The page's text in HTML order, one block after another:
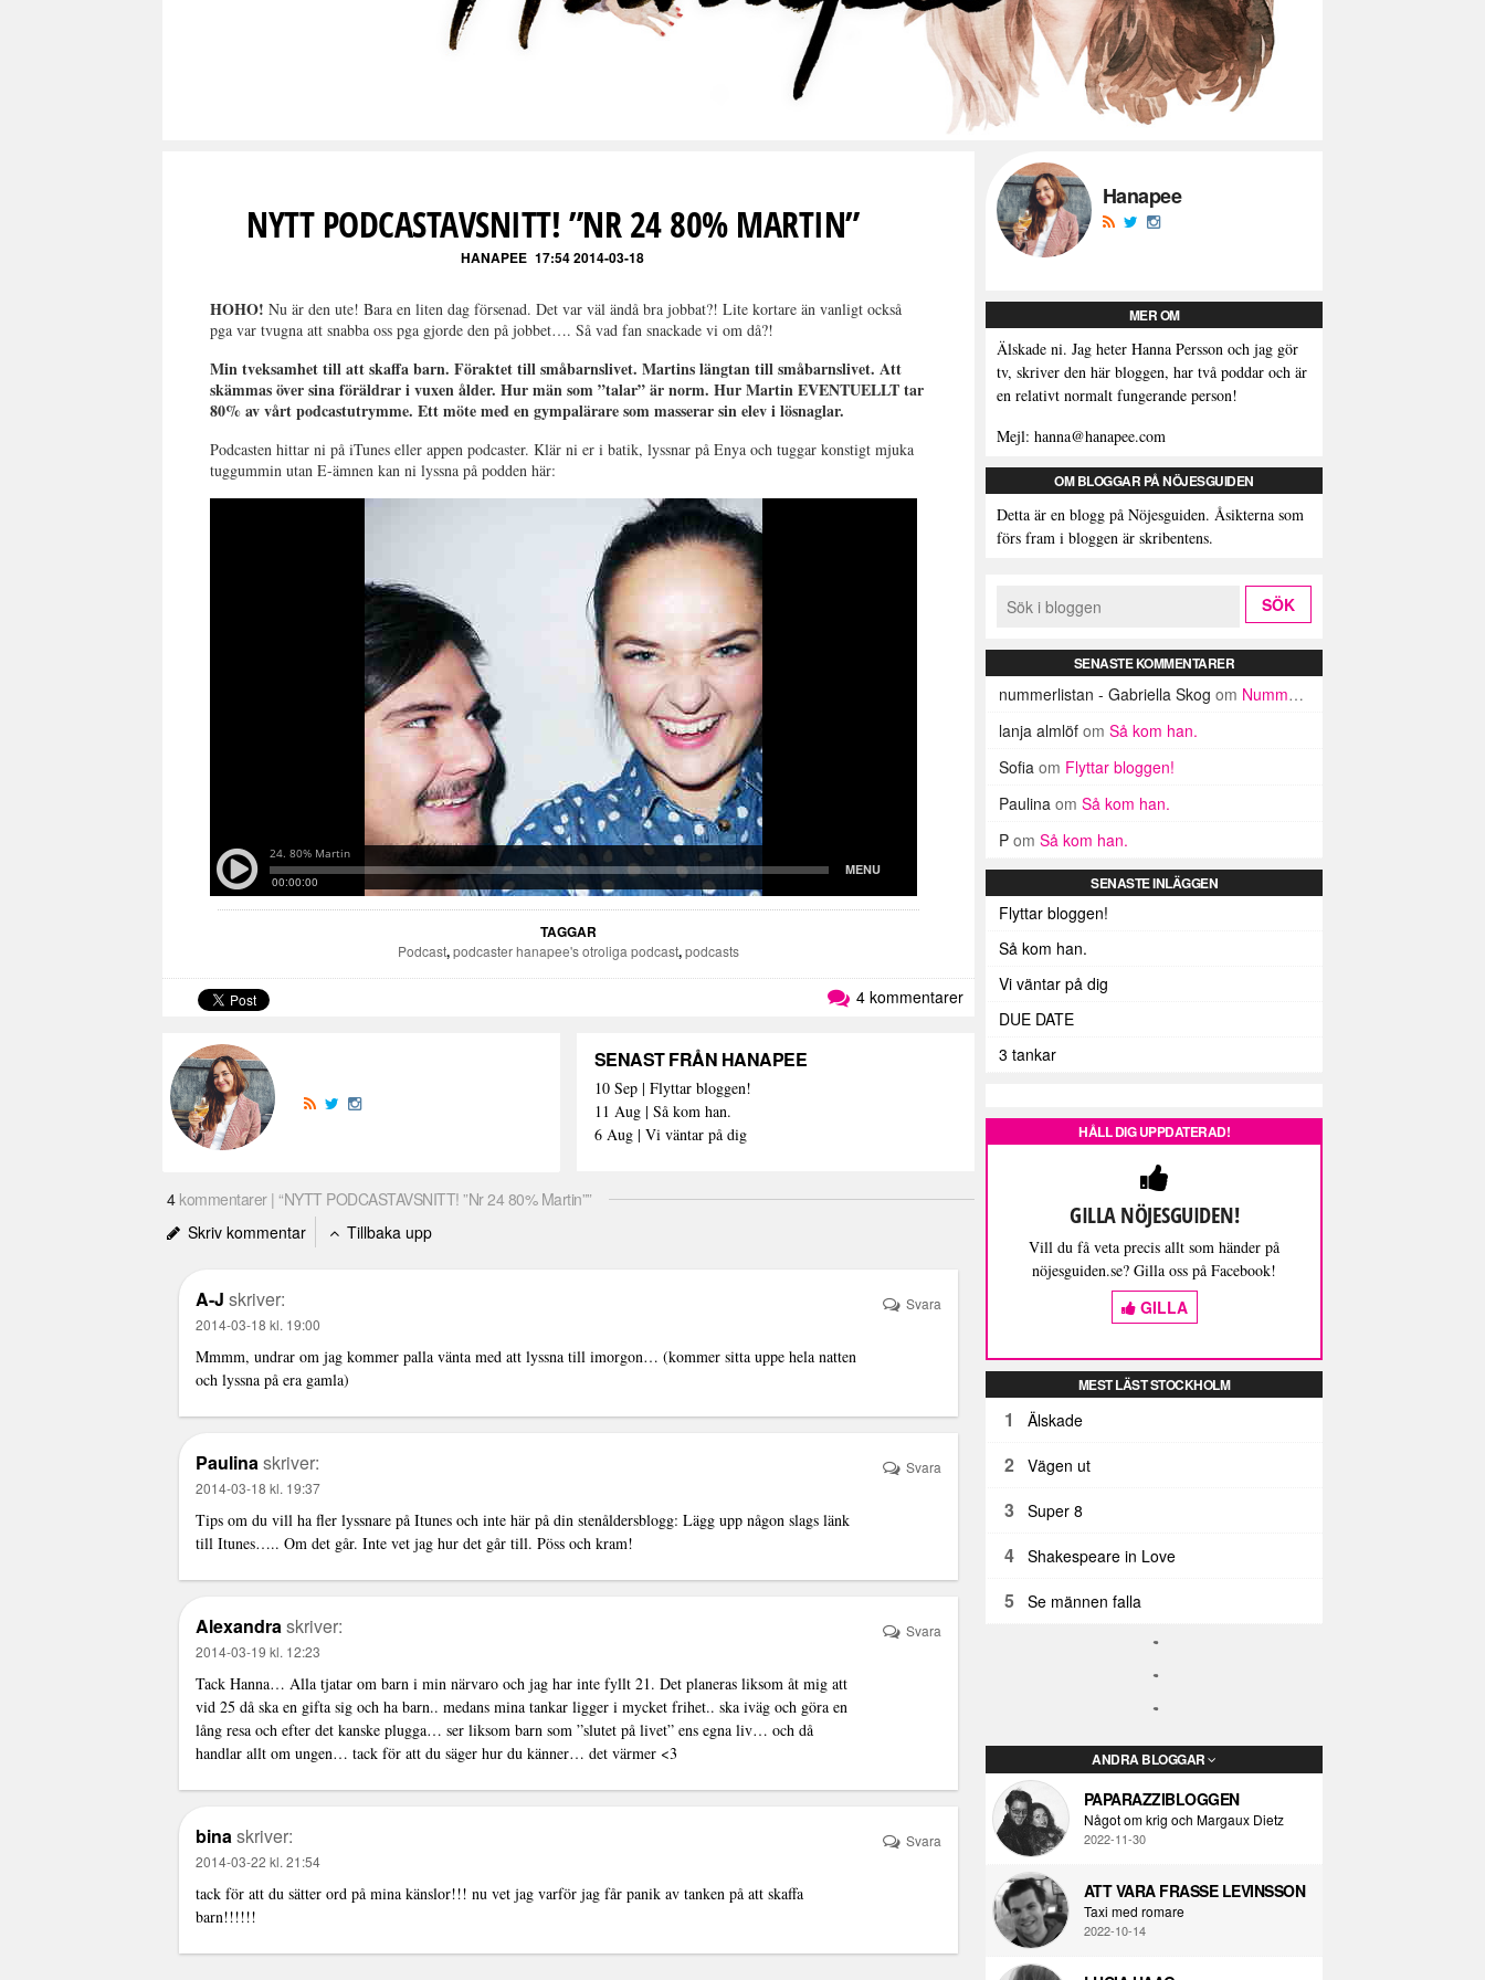
NYTT PODCASTAVSNITT! ”NR 24 80% MARTIN”
HANAPEE 17:54 2014-03-18
HOHO!Nu är den ute! Bara en liten dag försenad. Det var väl ändå bra jobbat?! Lite kortare än vanligt också
pga var tvugna att snabba oss pga gjorde den på jobbet…. Så vad fan snackade vi om då?!
Min tveksamhet till att skaffa barn. Föraktet till småbarnslivet. Martins längtan till småbarnslivet. Att
skämmas över sina föräldrar i vuxen ålder. Hur män som ”talar” är norm. Hur Martin EVENTUELLT tar
80% av vårt podcastutrymme. Ett möte med en gympalärare som masserar sin elev i lösnaglar.
Podcasten hittar ni på iTunes eller appen podcaster. Klär ni er i batik, lyssnar på Enya och tuggar konstigt mjuka
tuggummin utan E-ämnen kan ni lyssna på podden här:
TAGGAR
Podcast,podcaster hanapee's otroliga podcast,podcasts
4 kommentarer
SENAST FRÅN HANAPEE
10 Sep | Flyttar bloggen!
11 Aug | Så kom han.
6 Aug | Vi väntar på dig
4kommentarer | “NYTT PODCASTAVSNITT! ”Nr 24 80% Martin””
Skriv kommentar
Tillbaka upp
A-J skriver:
2014-03-18 kl. 19:00
Mmmm, undrar om jag kommer palla vänta med att lyssna till imorgon… (kommer sitta uppe hela natten
och lyssna på era gamla)
Svara
Paulinaskriver:
2014-03-18 kl. 19:37
Tips om du vill ha fler lyssnare på Itunes och inte här på din stenåldersblogg: Lägg upp någon slags länk
till Itunes….. Om det går. Inte vet jag hur det går till. Pöss och kram!
Svara
Alexandraskriver:
2014-03-19 kl. 12:23
Tack Hanna… Alla tjatar om barn i min närvaro och jag har inte fyllt 21. Det planeras liksom åt mig att
vid 25 då ska en gifta sig och ha barn.. medans mina tankar ligger i mycket frihet.. ska iväg och göra en
lång resa och efter det kanske plugga… ser liksom barn som ”slutet på livet” ens egna liv… och då
handlar allt om ungen… tack för att du säger hur du känner… det värmer <3
Svara
binaskriver:
2014-03-22 kl. 21:54
tack för att du sätter ord på mina känslor!!! nu vet jag varför jag får panik av tanken på att skaffa
barn!!!!!!
Svara
Hanapee
MER OM
Älskade ni. Jag heter Hanna Persson och jag gör
tv, skriver den här bloggen, har två poddar och är
en relativt normalt fungerande person!
Mejl: hanna@hanapee.com
OM BLOGGAR PÅ NÖJESGUIDEN
Detta är en blogg på Nöjesguiden. Åsikterna som
förs fram i bloggen är skribentens.
SENASTE KOMMENTARER
nummerlistan - Gabriella Skog om Nummerlistan
lanja almlöf om Så kom han.
Sofia om Flyttar bloggen!
Paulina om Så kom han.
P om Så kom han.
SENASTE INLÄGGEN
Flyttar bloggen!
Så kom han.
Vi väntar på dig
DUE DATE
3 tankar
HÅLL DIG UPPDATERAD!
GILLA NÖJESGUIDEN!
Vill du få veta precis allt som händer på
nöjesguiden.se? Gilla oss på Facebook!
GILLA
MEST LÄST STOCKHOLM
1 Älskade
2 Vägen ut
3 Super 8
4 Shakespeare in Love
5 Se männen falla
ANDRA BLOGGAR
PAPARAZZIBLOGGEN
Något om krig och Margaux Dietz
2022-11-30
ATT VARA FRASSE LEVINSSON
Taxi med romare
2022-10-14